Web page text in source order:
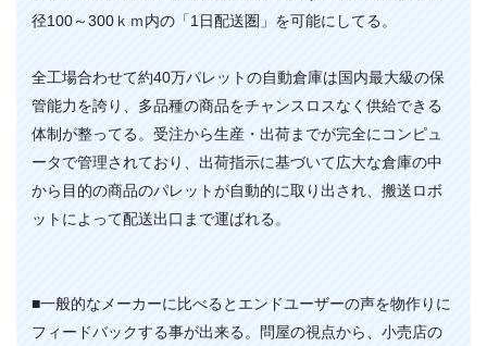
径100～300ｋｍ内の「1日配送圏」を可能にしてる。
全工場合わせて約40万パレットの自動倉庫は国内最大級の保
管能力を誇り、多品種の商品をチャンスロスなく供給できる
体制が整ってる。受注から生産・出荷までが完全にコンピュ
ータで管理されており、出荷指示に基づいて広大な倉庫の中
から目的の商品のパレットが自動的に取り出され、搬送ロボ
ットによって配送出口まで運ばれる。
■一般的なメーカーに比べるとエンドユーザーの声を物作りに
フィードバックする事が出来る。問屋の視点から、小売店の